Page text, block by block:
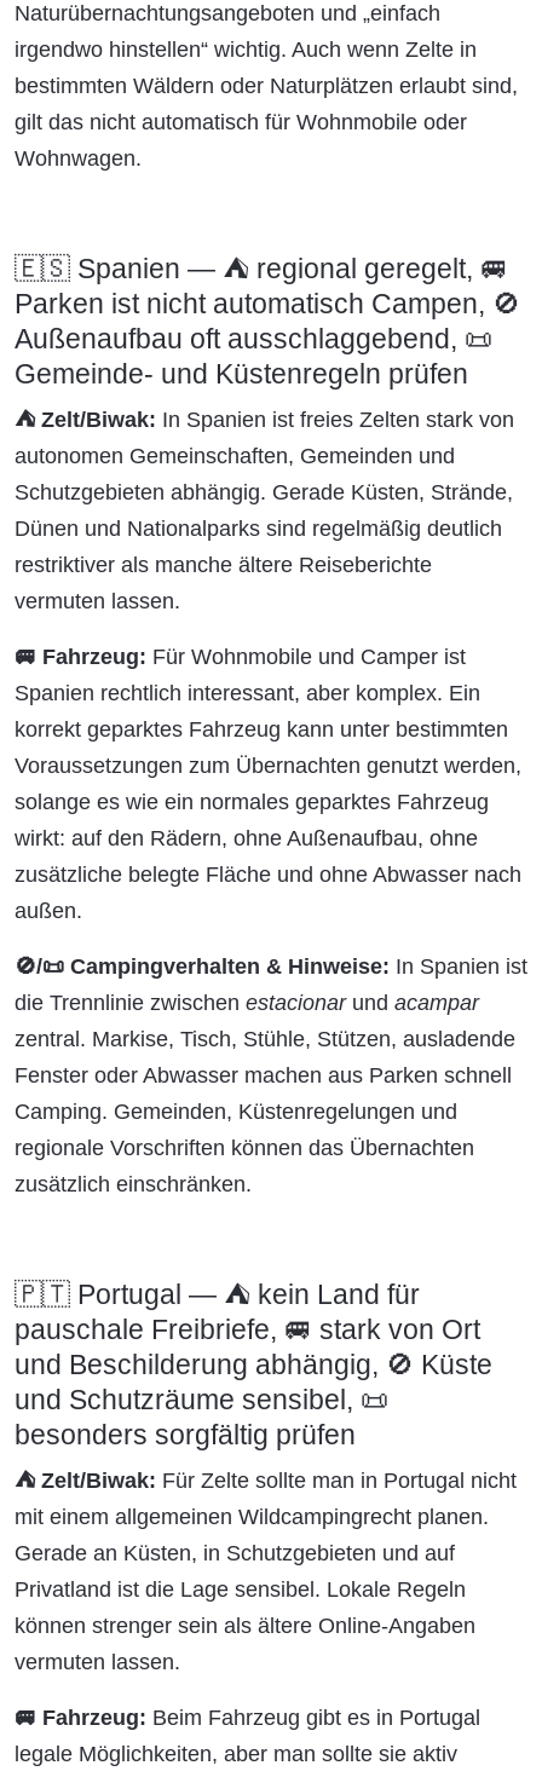
Naturübernachtungsangeboten und „einfach
irgendwo hinstellen“ wichtig. Auch wenn Zelte in
bestimmten Wäldern oder Naturplätzen erlaubt sind,
gilt das nicht automatisch für Wohnmobile oder
Wohnwagen.
🇪🇸 Spanien — ⛺ regional geregelt, 🚐
Parken ist nicht automatisch Campen, 🚫
Außenaufbau oft ausschlaggebend, 📜
Gemeinde- und Küstenregeln prüfen
⛺ Zelt/Biwak: In Spanien ist freies Zelten stark von
autonomen Gemeinschaften, Gemeinden und
Schutzgebieten abhängig. Gerade Küsten, Strände,
Dünen und Nationalparks sind regelmäßig deutlich
restriktiver als manche ältere Reiseberichte
vermuten lassen.
🚐 Fahrzeug: Für Wohnmobile und Camper ist
Spanien rechtlich interessant, aber komplex. Ein
korrekt geparktes Fahrzeug kann unter bestimmten
Voraussetzungen zum Übernachten genutzt werden,
solange es wie ein normales geparktes Fahrzeug
wirkt: auf den Rädern, ohne Außenaufbau, ohne
zusätzliche belegte Fläche und ohne Abwasser nach
außen.
🚫/📜 Campingverhalten & Hinweise: In Spanien ist
die Trennlinie zwischen estacionarund acampar
zentral. Markise, Tisch, Stühle, Stützen, ausladende
Fenster oder Abwasser machen aus Parken schnell
Camping. Gemeinden, Küstenregelungen und
regionale Vorschriften können das Übernachten
zusätzlich einschränken.
🇵🇹 Portugal — ⛺ kein Land für
pauschale Freibriefe, 🚐 stark von Ort
und Beschilderung abhängig, 🚫 Küste
und Schutzräume sensibel, 📜
besonders sorgfältig prüfen
⛺ Zelt/Biwak: Für Zelte sollte man in Portugal nicht
mit einem allgemeinen Wildcampingrecht planen.
Gerade an Küsten, in Schutzgebieten und auf
Privatland ist die Lage sensibel. Lokale Regeln
können strenger sein als ältere Online-Angaben
vermuten lassen.
🚐 Fahrzeug: Beim Fahrzeug gibt es in Portugal
legale Möglichkeiten, aber man sollte sie aktiv